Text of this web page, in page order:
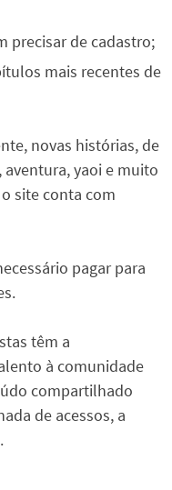
precisar de cadastro;
mais recentes de
novas histórias, de
yaoi e muito
site conta com
pagar para
têm a
à comunidade
compartilhado
de acessos, a